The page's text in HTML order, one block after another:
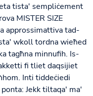
tista' sempliċement
MISTER SIZE
approssimattiva tad-
wkoll tordna wieħed
tagħna minnufih. Is-
fi tliet daqsijiet
Inti tiddeċiedi
Jekk tiltaqa' ma'